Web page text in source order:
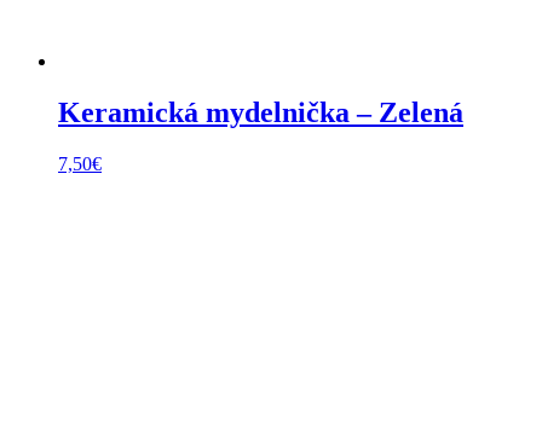
Keramická mydelnička – Zelená
7,50€